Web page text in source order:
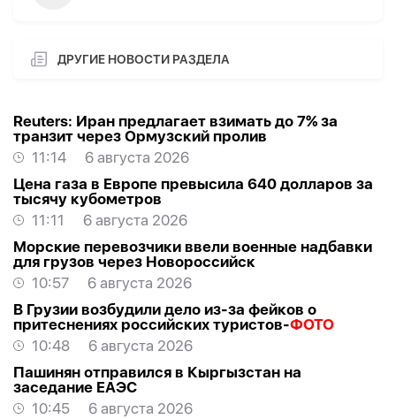
ДРУГИЕ НОВОСТИ РАЗДЕЛА
Reuters: Иран предлагает взимать до 7% за
транзит через Ормузский пролив
11:14
6 августа 2026
Цена газа в Европе превысила 640 долларов за
тысячу кубометров
11:11
6 августа 2026
Морские перевозчики ввели военные надбавки
для грузов через Новороссийск
10:57
6 августа 2026
В Грузии возбудили дело из-за фейков о
притеснениях российских туристов-ФОТО
10:48
6 августа 2026
Пашинян отправился в Кыргызстан на
заседание ЕАЭС
10:45
6 августа 2026